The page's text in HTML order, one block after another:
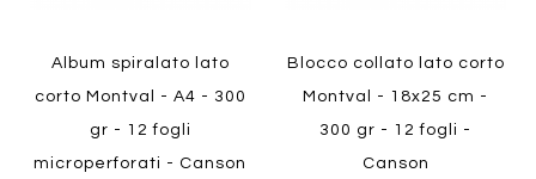
Album spiralato lato
corto Montval - A4 - 300
gr - 12 fogli
microperforati - Canson
Blocco collato lato corto
Montval - 18x25 cm -
300 gr - 12 fogli -
Canson